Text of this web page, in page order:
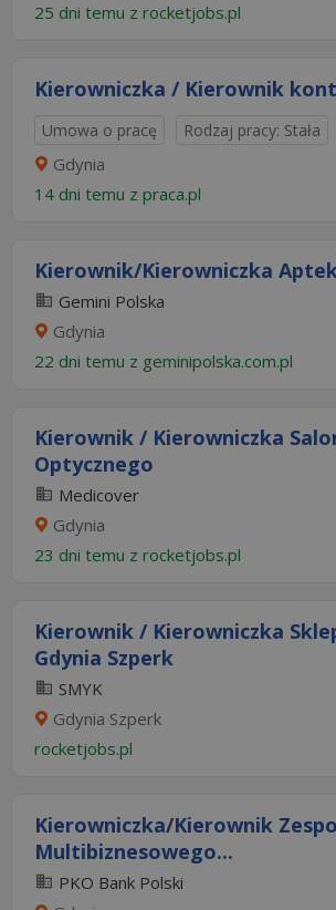
25 dni temu z rocketjobs.pl
Kierowniczka / Kierownik
Umowa o pracę Rodzaj pracy: Stała
Gdynia
14 dni temu z praca.pl
Kierownik/Kierowniczka
Gemini Polska
Gdynia
22 dni temu z geminipolska.com.pl
Kierownik / Kierowniczka
Optycznego
Medicover
Gdynia
23 dni temu z rocketjobs.pl
Kierownik / Kierowniczka
Gdynia Szperk
SMYK
Gdynia Szperk
rocketjobs.pl
Kierowniczka/Kierownik
Multibiznesowego...
PKO Bank Polski